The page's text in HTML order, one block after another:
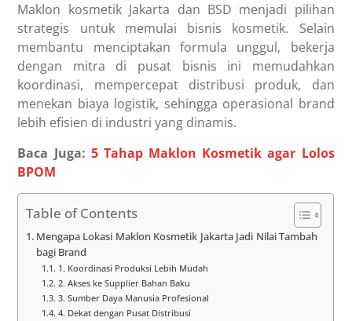
Maklon kosmetik Jakarta dan BSD menjadi pilihan
strategis untuk memulai bisnis kosmetik. Selain
membantu menciptakan formula unggul, bekerja
dengan mitra di pusat bisnis ini memudahkan
koordinasi, mempercepat distribusi produk, dan
menekan biaya logistik, sehingga operasional brand
lebih efisien di industri yang dinamis.
Baca Juga: 5 Tahap Maklon Kosmetik agar Lolos
BPOM
Table of Contents
Mengapa Lokasi Maklon Kosmetik Jakarta Jadi Nilai Tambah
bagi Brand
1. Koordinasi Produksi Lebih Mudah
2. Akses ke Supplier Bahan Baku
3. Sumber Daya Manusia Profesional
4. Dekat dengan Pusat Distribusi